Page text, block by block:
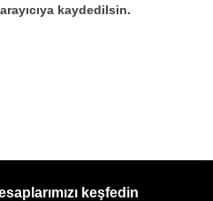
kaydedilsin.
keşfedin